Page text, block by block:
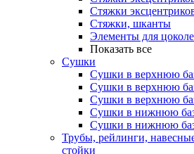
Стяжки
Стяжки, шканты
Элементы для
Показать все
Сушки
Сушки в верхнюю
Сушки в верхнюю
Сушки в верхнюю
Сушки в нижнюю
Сушки в нижнюю
Трубы, рейлинги,
стойки